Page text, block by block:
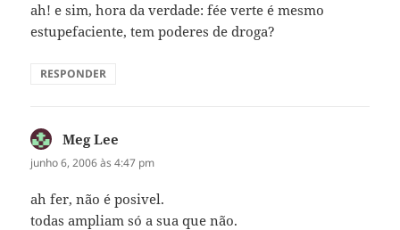
ah! e sim, hora da verdade: fée verte é mesmo
estupefaciente, tem poderes de droga?
RESPONDER
Meg Lee
junho 6, 2006 às 4:47 pm
ah fer, não é posivel.
todas ampliam só a sua que não.